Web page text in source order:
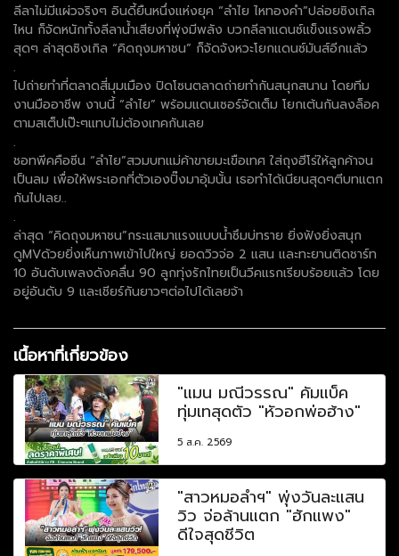
ลีลาไม่มีแผ่วจริงๆ อินดี้ยืนหนึ่งแห่งยุค “ลำไย ไหทองคำ”ปล่อยซิงเกิล
ไหน ก็จัดหนักทั้งลีลาน้ำเสียงที่พุ่งมีพลัง บวกลีลาแดนซ์แข็งแรงพลิ้ว
สุดๆ ล่าสุดซิงเกิล “คิดถุงมหาชน” ก็จัดจังหวะโยกแดนซ์มันส์อีกแล้ว
.
ไปถ่ายทำที่ตลาดสี่มุมเมือง ปิดโซนตลาดถ่ายทำกันสนุกสนาน โดยทีม
งานมืออาชีพ งานนี้ “ลำไย” พร้อมแดนเซอร์จัดเต็ม โยกเต้นกันลงล็อค
ตามสเต็ปเป๊ะๆแทบไม่ต้องเทคกันเลย
.
ชอทพีคคือซีน “ลำไย”สวมบทแม่ค้าขายมะเขือเทศ ใส่ถุงฮีโร่ให้ลูกค้าจน
เป็นลม เพื่อให้พระเอกที่ตัวเองปิ๊งมาอุ้มนั้น เธอทำได้เนียนสุดๆตีบทแตก
กันไปเลย..
.
ล่าสุด “คิดถุงมหาชน”กระแสมาแรงแบบน้ำซึมบ่ทราย ยิ่งฟังยิ่งสนุก
ดูMVด้วยยิ่งเห็นภาพเข้าไปใหญ่ ยอดวิวจ่อ 2 แสน และทะยานติดชาร์ท
10 อันดับเพลงดังคลื่น 90 ลูกทุ่งรักไทยเป็นวีคแรกเรียบร้อยแล้ว โดย
อยู่อันดับ 9 และเชียร์กันยาวๆต่อไปได้เลยจ้า
เนื้อหาที่เกี่ยวข้อง
"แมน มณีวรรณ" คัมแบ็ค
ทุ่มเทสุดตัว "หัวอกพ่อฮ้าง"
5 ส.ค. 2569
"สาวหมอลำฯ" พุ่งวันละแสน
วิว จ่อล้านแตก "ฮักแพง"
ดีใจสุดชีวิต